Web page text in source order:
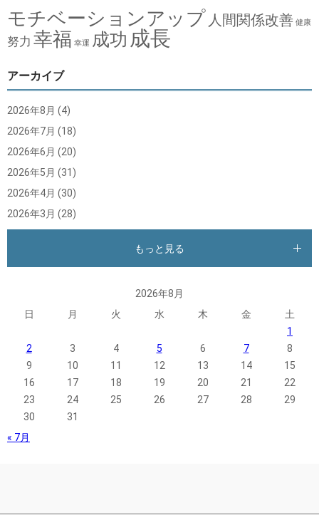
モチベーションアップ 人間関係改善 健康
努力 幸福 幸運 成功 成長
アーカイブ
2026年8月 (4)
2026年7月 (18)
2026年6月 (20)
2026年5月 (31)
2026年4月 (30)
2026年3月 (28)
もっと見る
2026年8月
日
月 火 水 木 金
土
1
2
3 4 5 6 7
8
9
10 11 12 13 14
15
16
17 18 19 20 21
22
23
24 25 26 27 28
29
30
31
« 7月